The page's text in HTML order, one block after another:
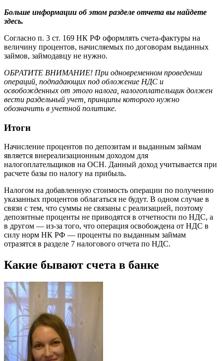
Больше информации об этом разделе отчета вы найдете
здесь.
Согласно п. 3 ст. 169 НК РФ оформлять счета-фактуры на
величину процентов, начисляемых по договорам выданных
займов, займодавцу не нужно.
ОБРАТИТЕ ВНИМАНИЕ! При одновременном проведении
операций, подпадающих под обложение НДС и
освобожденных от этого налога, налогоплательщик должен
вести раздельный учет, принципы которого нужно
обозначить в учетной политике.
Итоги
Начисление процентов по депозитам и выданным займам
является внереализационным доходом для
налогоплательщиков на ОСН. Данный доход учитывается при
расчете базы по налогу на прибыль.
Налогом на добавленную стоимость операции по получению
указанных процентов облагаться не будут. В одном случае в
связи с тем, что суммы не связаны с реализацией, поэтому
депозитные проценты не приводятся в отчетности по НДС, а
в другом — из-за того, что операция освобождена от НДС в
силу норм НК РФ — проценты по выданным займам
отразятся в разделе 7 налогового отчета по НДС.
Какие бывают счета в банке